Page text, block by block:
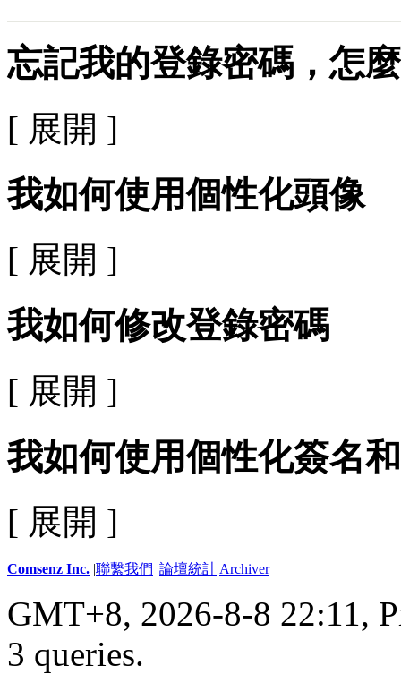
忘記我的登錄密碼，怎
[ 展開 ]
我如何使用個性化頭像
[ 展開 ]
我如何修改登錄密碼
[ 展開 ]
我如何使用個性化簽名
[ 展開 ]
Comsenz Inc. |聯繫我們 |論壇統計|Archiver
GMT+8, 2026-8-8 22:11,
3 queries.